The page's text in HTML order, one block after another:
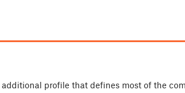
profile that defines most of the